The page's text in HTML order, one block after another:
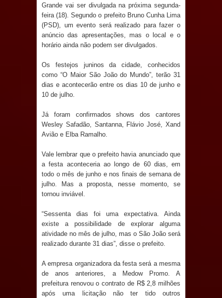
12 milhões na economia
Prefeitura de Sapé desenvolve ações
revitalizar Memorial Augusto dos
O verdadeiro oxigênio do Estado
aborda de maneira inédita no mundo
jurídico brasileiro, temas polêmicos;
Prefeitura de Sapé promove
campanha Julho Neon com ações de
conscientização sobre saúde bucal
Caldas Brandão: gestão municipal
Grande vai ser divulgada na próxima segunda-
feira (18). Segundo o prefeito Bruno Cunha Lima
(PSD), um evento será realizado para fazer o
anúncio das apresentações, mas o local e o
horário ainda não podem ser divulgados.
Os festejos juninos da cidade, conhecidos
como “O Maior São João do Mundo”, terão 31
dias e acontecerão entre os dias 10 de junho e
10 de julho.
Já foram confirmados shows dos cantores
Wesley Safadão, Santanna, Flávio José, Xand
Avião e Elba Ramalho.
Vale lembrar que o prefeito havia anunciado que
a festa aconteceria ao longo de 60 dias, em
todo o mês de junho e nos finais de semana de
julho. Mas a proposta, nesse momento, se
tornou inviável.
“Sessenta dias foi uma expectativa. Ainda
existe a possibilidade de explorar alguma
atividade no mês de julho, mas o São João será
realizado durante 31 dias”, disse o prefeito.
A empresa organizadora da festa será a mesma
de anos anteriores, a Medow Promo. A
prefeitura renovou o contrato de R$ 2,8 milhões
após uma licitação não ter tido outros